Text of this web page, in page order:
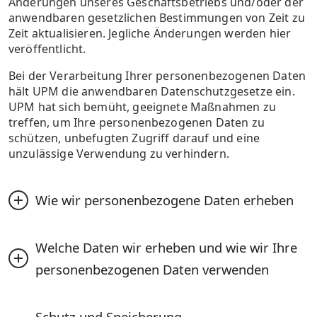
und sonstige Maßnahmen, wie EU-
Standardvertragsklauseln, dafür Sorge, dass Ihre
personenbezogenen Daten durch angemessene
technische und organisatorische Maßnahmen
geschützt werden.
anwendbaren gesetzlichen Bestimmungen von Zeit zu
Zeit aktualisieren. Jegliche Änderungen werden hier
veröffentlicht.
Bei der Verarbeitung Ihrer personenbezogenen Daten
hält UPM die anwendbaren Datenschutzgesetze ein.
UPM hat sich bemüht, geeignete Maßnahmen zu
treffen, um Ihre personenbezogenen Daten zu
schützen, unbefugten Zugriff darauf und eine
unzulässige Verwendung zu verhindern.
Wie wir personenbezogene Daten erheben
erheben und verwenden, darunter
personenbezogene Daten von seinen Kunden,
potenziellen Kunden, Lieferanten und anderen
anderen Personen, mit denen UPM im Rahmen
Welche Daten wir erheben und wie wir Ihre
personenbezogenen Daten verwenden